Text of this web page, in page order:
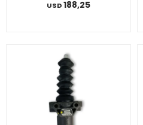
USD188,25